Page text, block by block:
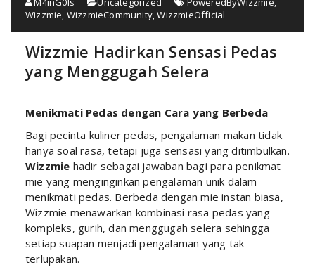
Wizzmie, WizzmieCommunity,WizzmieOfficial
Wizzmie Hadirkan Sensasi Pedas
yang Menggugah Selera
Menikmati Pedas dengan Cara yang Berbeda
Bagi pecinta kuliner pedas, pengalaman makan tidak
hanya soal rasa, tetapi juga sensasi yang ditimbulkan.
Wizzmie hadir sebagai jawaban bagi para penikmat
mie yang menginginkan pengalaman unik dalam
menikmati pedas. Berbeda dengan mie instan biasa,
Wizzmie menawarkan kombinasi rasa pedas yang
kompleks, gurih, dan menggugah selera sehingga
setiap suapan menjadi pengalaman yang tak
terlupakan.